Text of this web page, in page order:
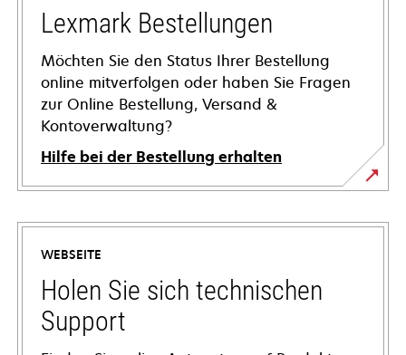
Lexmark Bestellungen
Möchten Sie den Status Ihrer Bestellung
online mitverfolgen oder haben Sie Fragen
zur Online Bestellung, Versand &
Kontoverwaltung?
Hilfe bei der Bestellung erhalten
WEBSEITE
Holen Sie sich technischen
Support